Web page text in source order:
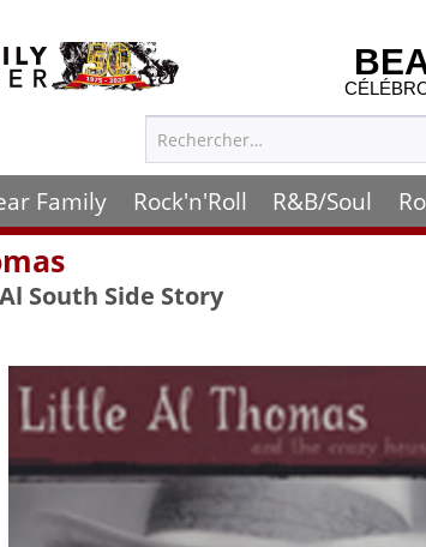
Family Rock'n'Roll R&B/Soul
South Side Story